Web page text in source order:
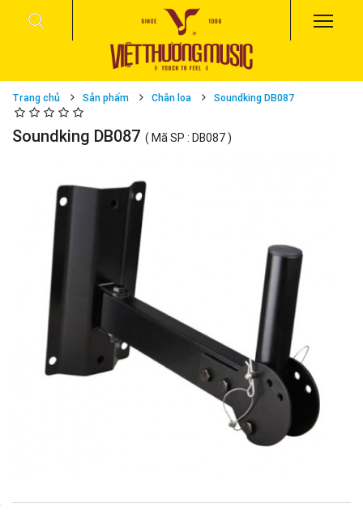
Trang chủ Sản phẩm Chân loa Soundking DB087
Soundking DB087 ( Mã SP : DB087 )